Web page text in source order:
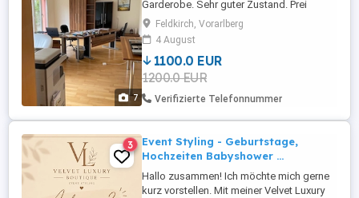
7
Garderobe. Sehr guter Zustand. Prei
verhandelbar. (Neupreis ca. Euro 4000,-)
Feldkirch, Vorarlberg
4 August
1100.0 EUR
1200.0 EUR
Verifizierte Telefonnummer
3
Event Styling - Geburtstage,
Hochzeiten Babyshower ...
Hallo zusammen! Ich möchte mich gerne
kurz vorstellen. Mit meiner Velvet Luxury